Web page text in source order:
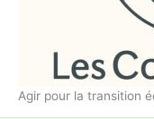
Agir pour la transition